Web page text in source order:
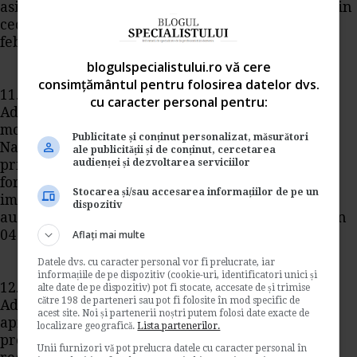
asigurari sociale de sanatate pentru veniturile din
cedarea folosintei bunurilor" ( M. O.103 din 11
februarie 2014);
11. Ordinul presedintelui Agentiei Nationale de
Administrare Fiscala nr. 123/2014 pentru
modificarea Ordinului presedintelui Agentiei
Nationale de Administrare Fiscala nr. 1.950/2012
privind aprobarea modelului si continutului
formularelor utilizate pentru declararea
impozitelor si taxelor cu regim de stabilire prin
autoimpunere sau retinere la sursa "( M. O. 87 din
04 februarie 2014);
12. Ordinul presedintelui Agentiei Nationale de
Administrare Fiscala nr. 127/2014 pentru
aprobarea Instructiunilor privind aplicarea
procedurii de angajare a raspunderii solidare
blogulspecialistului.ro vă cere
consimțământul pentru folosirea datelor dvs.
cu caracter personal pentru:
Publicitate și conținut personalizat, măsurători
ale publicității și de conținut, cercetarea
audienței și dezvoltarea serviciilor
Stocarea și/sau accesarea informațiilor de pe un
dispozitiv
Aflați mai multe
Datele dvs. cu caracter personal vor fi prelucrate, iar
informațiile de pe dispozitiv (cookie-uri, identificatori unici și
alte date de pe dispozitiv) pot fi stocate, accesate de și trimise
către 198 de parteneri sau pot fi folosite în mod specific de
acest site. Noi și partenerii noștri putem folosi date exacte de
localizare geografică.Lista partenerilor.
Unii furnizori vă pot prelucra datele cu caracter personal în